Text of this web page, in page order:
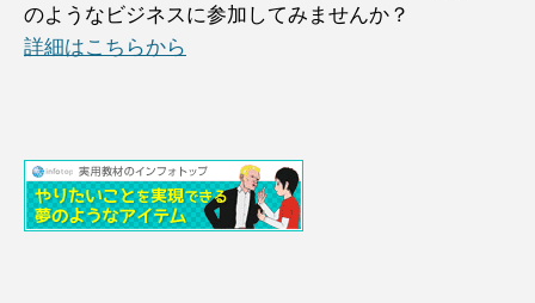
のようなビジネスに参加してみませんか？
詳細はこちらから